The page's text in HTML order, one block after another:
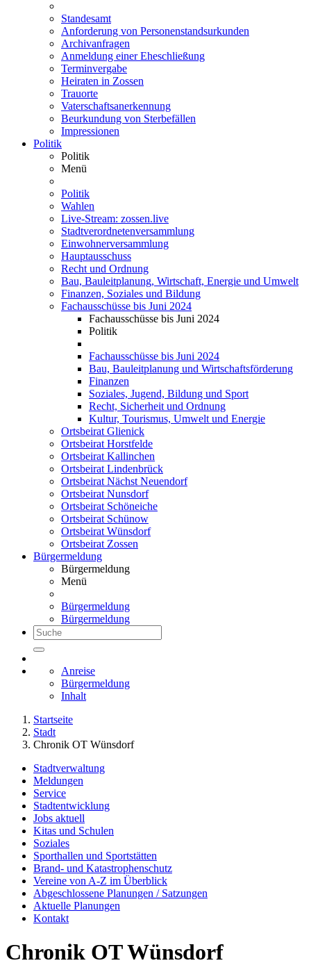
Standesamt
Anforderung von Personenstandsurkunden
Archivanfragen
Anmeldung einer Eheschließung
Terminvergabe
Heiraten in Zossen
Trauorte
Vaterschaftsanerkennung
Beurkundung von Sterbefällen
Impressionen
Politik
Politik
Menü
Politik
Wahlen
Live-Stream: zossen.live
Stadtverordnetenversammlung
Einwohnerversammlung
Hauptausschuss
Recht und Ordnung
Bau, Bauleitplanung, Wirtschaft, Energie und Umwelt
Finanzen, Soziales und Bildung
Fachausschüsse bis Juni 2024
Fachausschüsse bis Juni 2024
Politik
Fachausschüsse bis Juni 2024
Bau, Bauleitplanung und Wirtschaftsförderung
Finanzen
Soziales, Jugend, Bildung und Sport
Recht, Sicherheit und Ordnung
Kultur, Tourismus, Umwelt und Energie
Ortsbeirat Glienick
Ortsbeirat Horstfelde
Ortsbeirat Kallinchen
Ortsbeirat Lindenbrück
Ortsbeirat Nächst Neuendorf
Ortsbeirat Nunsdorf
Ortsbeirat Schöneiche
Ortsbeirat Schünow
Ortsbeirat Wünsdorf
Ortsbeirat Zossen
Bürgermeldung
Bürgermeldung
Menü
Bürgermeldung
Bürgermeldung
Anreise
Bürgermeldung
Inhalt
Startseite
Stadt
Chronik OT Wünsdorf
Stadtverwaltung
Meldungen
Service
Stadtentwicklung
Jobs aktuell
Kitas und Schulen
Soziales
Sporthallen und Sportstätten
Brand- und Katastrophenschutz
Vereine von A-Z im Überblick
Abgeschlossene Planungen / Satzungen
Aktuelle Planungen
Kontakt
Chronik OT Wünsdorf